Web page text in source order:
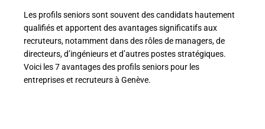
Les profils seniors sont souvent des candidats hautement
qualifiés et apportent des avantages significatifs aux
recruteurs, notamment dans des rôles de managers, de
directeurs, d’ingénieurs et d’autres postes stratégiques.
Voici les 7 avantages des profils seniors pour les
entreprises et recruteurs à Genève.